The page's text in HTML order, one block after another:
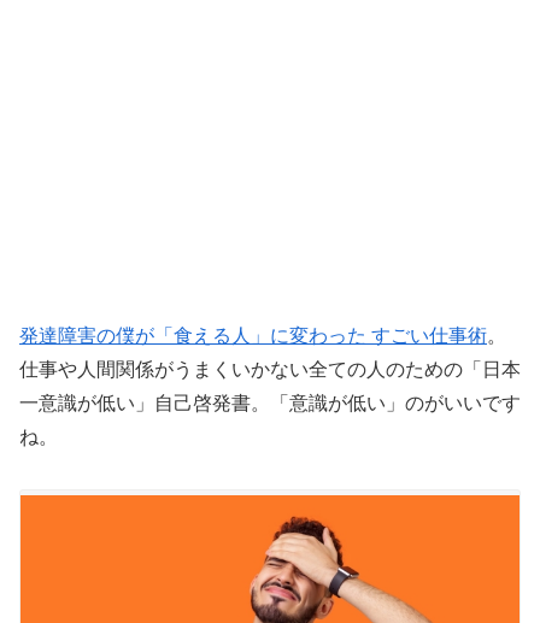
発達障害の僕が「食える人」に変わった すごい仕事術。
仕事や人間関係がうまくいかない全ての人のための「日本
一意識が低い」自己啓発書。「意識が低い」のがいいです
ね。